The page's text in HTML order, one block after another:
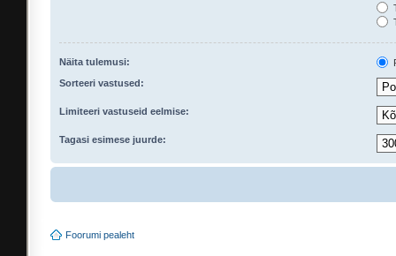
Näita tulemusi:
Sorteeri vastused:
Limiteeri vastuseid eelmise:
Tagasi esimese juurde:
Foorumi pealeht